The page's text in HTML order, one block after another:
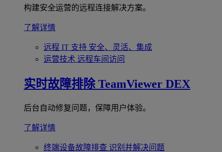
构建安全运营的远程连接解决方案。
了解详情
远程 IT 支持 安全、灵活、集成
运营技术 远程车间访问
实时故障排除 TeamViewer DEX
后台自动修复问题，保障用户体验。
了解详情
终端设备故障排查 识别并解决问题